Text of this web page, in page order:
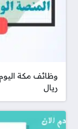
ريال